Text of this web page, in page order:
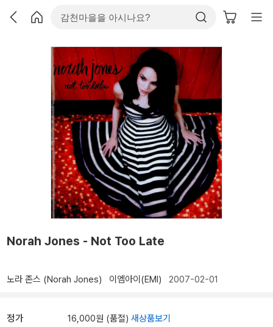
Norah Jones - Not Too Late
노라 존스 (Norah Jones) 이엠아이(EMI) 2007-02-01
정가 16,000원 (품절) 새상품보기